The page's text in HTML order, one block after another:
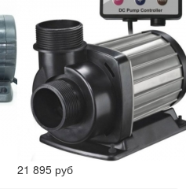
21 895 руб